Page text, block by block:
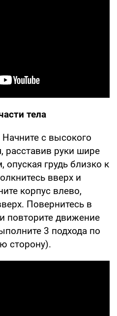
тела
Начните с высокого
расставив руки шире
опуская грудь близко к
вверх и
корпус влево,
Повернитесь в
повторите движение
3 подхода по
сторону).